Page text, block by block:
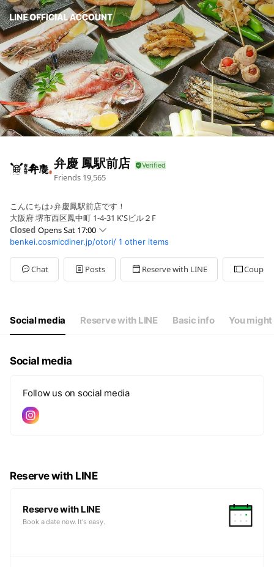
弁慶 鳳駅前店
Friends 19,565
こんにちは♪弁慶鳳駅前店です！
大阪府 堺市西区鳳中町 1-4-31 K'Sビル２F
Closed Opens Sat 17:00
Mon17:00 - 23:00
Tue17:00 - 23:00
Wed17:00 - 23:00
Thu17:00 - 23:00
17:00 - 23:00
※行政の指示により営業時間が変更となる場合がございます。
benkei.cosmicdiner.jp/otori/ 1 other items
Chat Posts Reserve with LINE
Social media Reserve with LINE Basic info You
Social media
Follow us on social media
Reserve with LINE
Reserve with LINE
Book a date now. It's easy.